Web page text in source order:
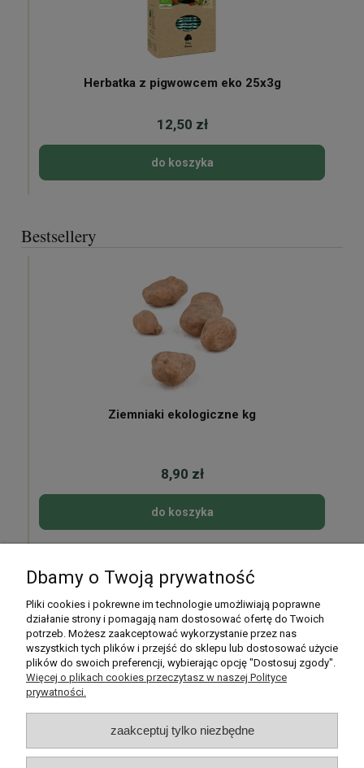
Herbatka z pigwowcem eko 25x3g
12,50 zł
do koszyka
Bestsellery
Ziemniaki ekologiczne kg
8,90 zł
do koszyka
Moje konto
Płatności i dostawa
Informacje
O nas
Dbamy o Twoją prywatność
Pliki cookies i pokrewne im technologie umożliwiają poprawne
działanie strony i pomagają nam dostosować ofertę do Twoich
potrzeb. Możesz zaakceptować wykorzystanie przez nas
wszystkich tych plików i przejść do sklepu lub dostosować użycie
plików do swoich preferencji, wybierając opcję "Dostosuj zgody".
Więcej o plikach cookies przeczytasz w naszej Polityce
prywatności.
zaakceptuj tylko niezbędne